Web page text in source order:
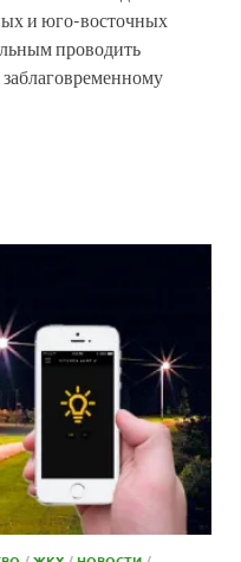
и юго-восточных
проводить